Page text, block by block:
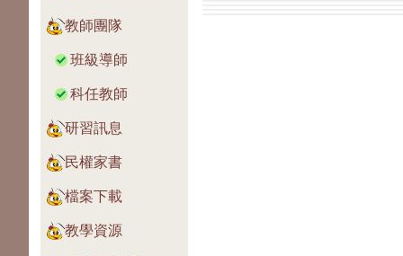
教師團隊
班級導師
科任教師
研習訊息
民權家書
檔案下載
教學資源